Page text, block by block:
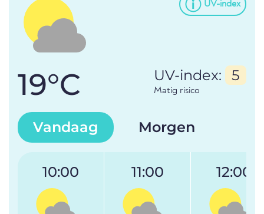
UV-index
19°C UV-index: 5
Matig risico
Vandaag Morgen
10:00 11:00 12:00